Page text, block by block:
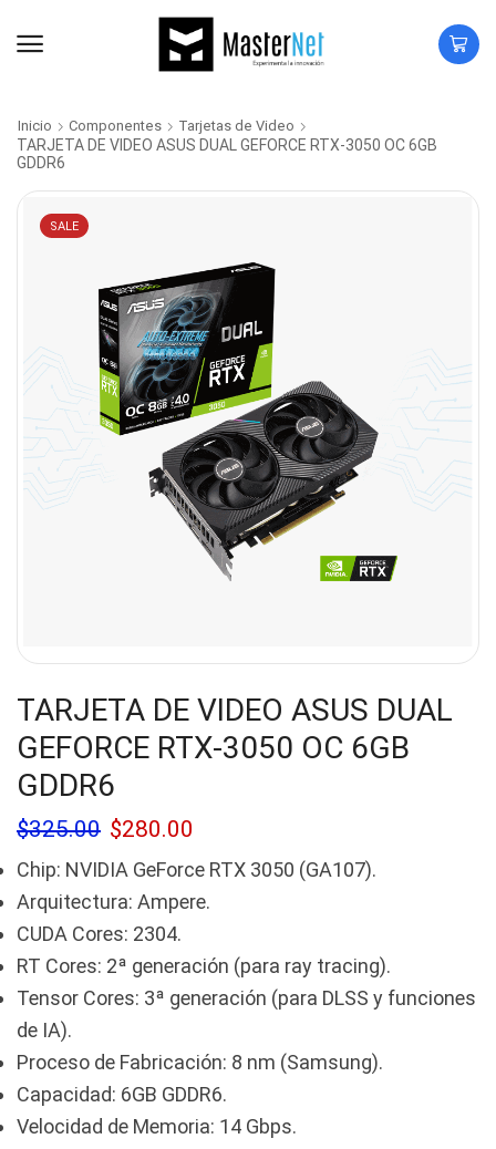
Inicio Componentes Tarjetas de Video
TARJETA DE VIDEO ASUS DUAL GEFORCE RTX-3050 OC 6GB
GDDR6
SALE
TARJETA DE VIDEO ASUS DUAL
GEFORCE RTX-3050 OC 6GB
GDDR6
$325.00 $280.00
Chip: NVIDIA GeForce RTX 3050 (GA107).
Arquitectura: Ampere.
CUDA Cores: 2304.
RT Cores: 2ª generación (para ray tracing).
Tensor Cores: 3ª generación (para DLSS y funciones
de IA).
Proceso de Fabricación: 8 nm (Samsung).
Capacidad: 6GB GDDR6.
Velocidad de Memoria: 14 Gbps.